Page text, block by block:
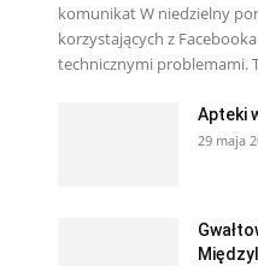
komunikat W niedzielny
korzystających z Facebooka
technicznymi problemami.
Apteki
29 maja